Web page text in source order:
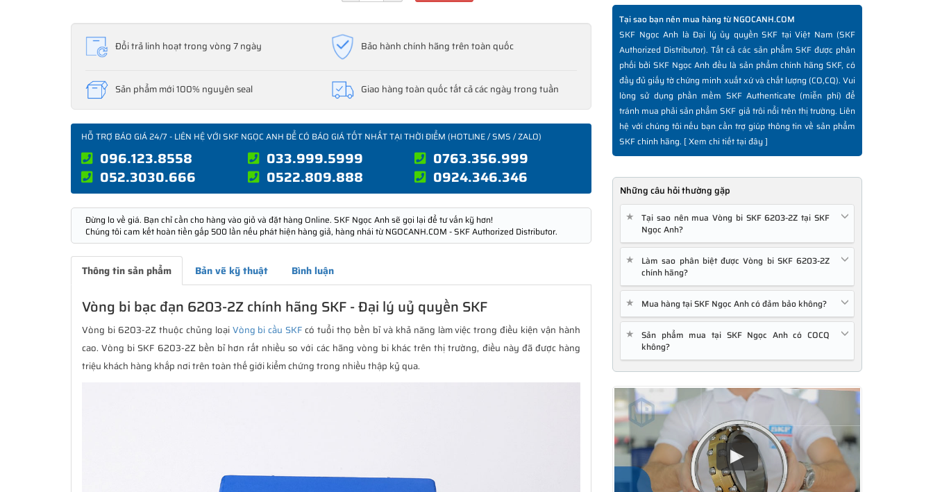
Đổi trả linh hoạt trong vòng 7 ngày Bảo hành chính hãng trên toàn quốc
Sản phẩm mới 100% nguyên seal Giao hàng toàn quốc tất cả các ngày trong tuần
HỖ TRỢ BÁO GIÁ 24/7 - LIÊN HỆ VỚI SKF NGỌC ANH ĐỂ CÓ BÁO GIÁ TỐT NHẤT TẠI THỜI ĐIỂM (HOTLINE / SMS / ZALO)
096.123.8558 033.999.5999
0763.356.999
052.3030.666
0522.809.888 0924.346.346
Đừng lo về giá. Bạn chỉ cần cho hàng vào giỏ và đặt hàng Online. SKF Ngọc Anh sẽ gọi lại để tư vấn kỹ hơn!
Chúng tôi cam kết hoàn tiền gấp 500 lần nếu phát hiện hàng giả, hàng nhái từ NGOCANH.COM - SKF Authorized Distributor.
Thông tin sản phẩm Bản vẽ kỹ thuật Bình luận
Vòng bi bạc đạn 6203-2Z chính hãng SKF - Đại lý uỷ quyền SKF
Vòng bi 6203-2Z thuộc chủng loạiVòng bi cầu SKFcó tuổi thọ bền bỉ và khả năng làm việc trong điều kiện vận hành
cao. Vòng bi SKF 6203-2Z bền bỉ hơn rất nhiều so với các hãng vòng bi khác trên thị trường, điều này đã được hàng
triệu khách hàng khắp nơi trên toàn thế giới kiểm chứng trong nhiều thập kỷ qua.
Tại sao bạn nên mua hàng từ NGOCANH.COM
SKF Ngọc Anh là Đại lý ủy quyền SKF tại Việt Nam (SKF
Authorized Distributor). Tất cả các sản phẩm SKF được phân
phối bởi SKF Ngọc Anh đều là sản phẩm chính hãng SKF, có
đầy đủ giấy tờ chứng minh xuất xứ và chất lượng (CO,CQ). Vui
lòng sử dụng phần mềm SKF Authenticate (miễn phí) để
tránh mua phải sản phẩm SKF giả trôi nổi trên thị trường. Liên
hệ với chúng tôi nếu bạn cần trợ giúp thông tin về sản phẩm
SKF chính hãng. [Xem chi tiết tại đây]
Những câu hỏi thường gặp
★
Tại sao nên mua Vòng bi SKF 6203-2Z tại SKF
Ngọc Anh?
★
Làm sao phân biệt được Vòng bi SKF 6203-2Z
chính hãng?
★ Mua hàng tại SKF Ngọc Anh có đảm bảo không?
★
Sản phẩm mua tại SKF Ngọc Anh có COCQ
không?